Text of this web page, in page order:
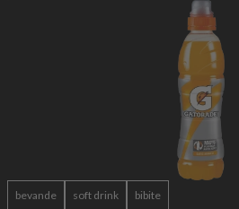
bevande soft drink bibite